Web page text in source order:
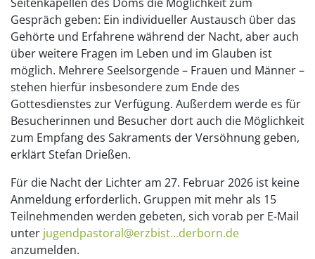
Gespräch geben: Ein individueller Austausch über das
Gehörte und Erfahrene während der Nacht, aber auch
über weitere Fragen im Leben und im Glauben ist
möglich. Mehrere Seelsorgende – Frauen und Männer –
stehen hierfür insbesondere zum Ende des
Gottesdienstes zur Verfügung. Außerdem werde es für
Besucherinnen und Besucher dort auch die Möglichkeit
zum Empfang des Sakraments der Versöhnung geben,
erklärt Stefan Drießen.
Für die Nacht der Lichter am 27. Februar 2026 ist keine
Anmeldung erforderlich. Gruppen mit mehr als 15
Teilnehmenden werden gebeten, sich vorab per E-Mail
unter jugendpastoral@erzbist…derborn.de
anzumelden.